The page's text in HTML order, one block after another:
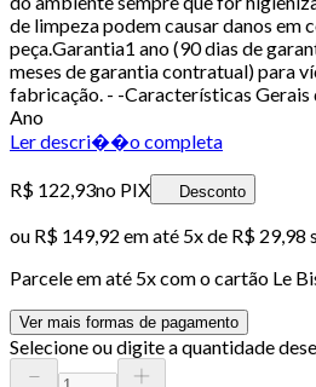
de limpeza podem causar danos em
peça.Garantia1 ano (90 dias de
meses de garantia contratual) para
fabricação. - -Características
Ano
Ler descri��o completa
R$ 122,93no PIX Desconto
ou R$ 149,92 em até 5x de R$ 29,98
Parcele em até 5x com o cartão Le
Ver mais formas de pagamento
Selecione ou digite a quantidade